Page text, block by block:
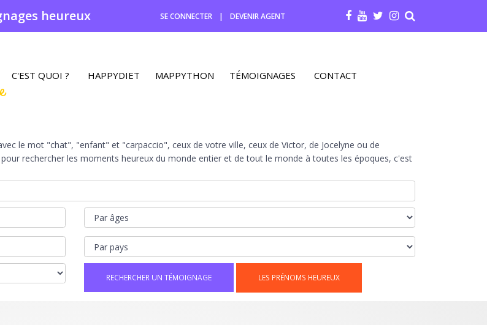
heureux SE CONNECTER | DEVENIR AGENT
C'EST QUOI ? HAPPYDIET MAPPYTHON TÉMOIGNAGES CONTACT
le mot "chat", "enfant" et "carpaccio", ceux de votre ville, ceux de Victor, de Jocelyne ou de
rechercher les moments heureux du monde entier et de tout le monde à toutes les époques, c'est
LES PRÉNOMS HEUREUX